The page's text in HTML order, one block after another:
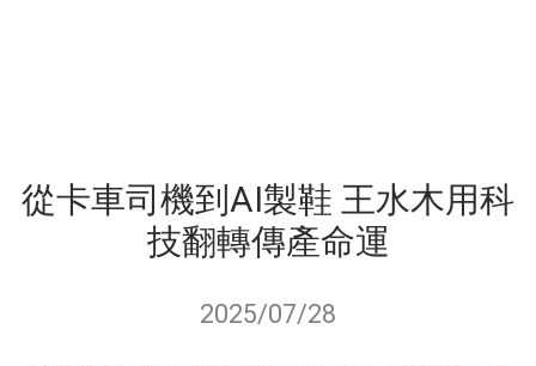
從卡車司機到AI製鞋 王水木用科
技翻轉傳產命運
2025/07/28